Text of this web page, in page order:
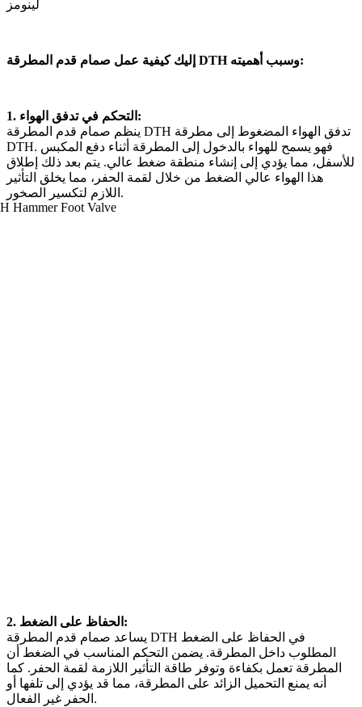
لينومز
إليك كيفية عمل صمام قدم المطرقة DTH وسبب أهميته:
1. التحكم في تدفق الهواء:
ينظم صمام قدم المطرقة DTH تدفق الهواء المضغوط إلى مطرقة
DTH. فهو يسمح للهواء بالدخول إلى المطرقة أثناء دفع المكبس
للأسفل، مما يؤدي إلى إنشاء منطقة ضغط عالي. يتم بعد ذلك إطلاق
هذا الهواء عالي الضغط من خلال لقمة الحفر، مما يخلق التأثير
اللازم لتكسير الصخور.
2. الحفاظ على الضغط:
يساعد صمام قدم المطرقة DTH في الحفاظ على الضغط
المطلوب داخل المطرقة. يضمن التحكم المناسب في الضغط أن
المطرقة تعمل بكفاءة وتوفر طاقة التأثير اللازمة لقمة الحفر. كما
أنه يمنع التحميل الزائد على المطرقة، مما قد يؤدي إلى تلفها أو
الحفر غير الفعال.